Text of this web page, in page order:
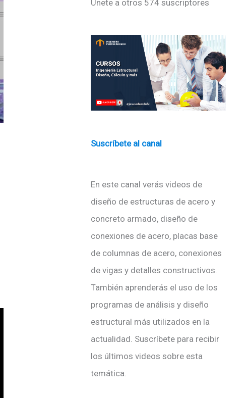
Únete a otros 574 suscriptores
Suscríbete al canal
En este canal verás videos de
diseño de estructuras de acero y
concreto armado, diseño de
conexiones de acero, placas base
de columnas de acero, conexiones
de vigas y detalles constructivos.
También aprenderás el uso de los
programas de análisis y diseño
estructural más utilizados en la
actualidad. Suscríbete para recibir
los últimos videos sobre esta
temática.
ó
r
e